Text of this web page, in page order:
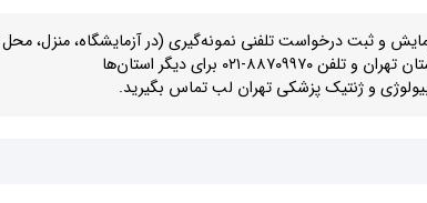
و ثبت درخواست تلفنی نمونه‌گیری (در آزمایشگاه، منزل، محل
و تلفن ۸۸۷۰۹۹۷۰-۰۲۱ برای دیگر استان‌ها
و ژنتیک پزشکی تهران لب تماس بگیرید.